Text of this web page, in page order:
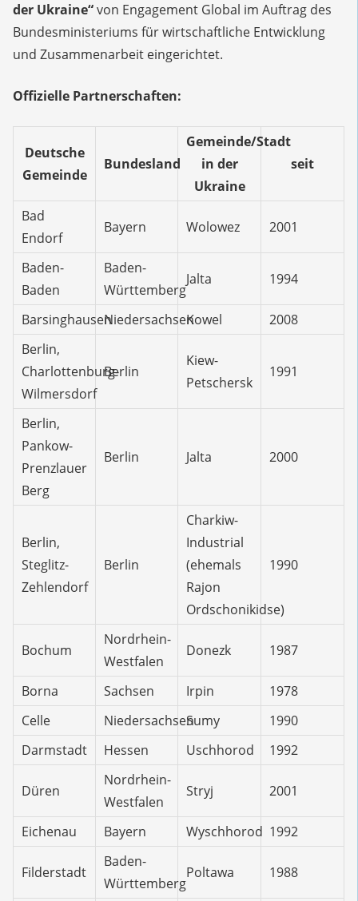
der Ukraine“von Engagement Global im Auftrag des
Bundesministeriums für wirtschaftliche Entwicklung
und Zusammenarbeit eingerichtet.
Offizielle Partnerschaften:
Deutsche
Gemeinde
Bundesland
Gemeinde/Stadt
in der
Ukraine
seit
Bad
Endorf
Bayern Wolowez 2001
Baden-
Baden
Baden-
Württemberg
Jalta 1994
BarsinghausenNiedersachsenKowel
2008
Berlin,
Charlottenburg-
Wilmersdorf
Berlin
Kiew-
Petschersk
1991
Berlin,
Pankow-
Prenzlauer
Berg
Berlin Jalta 2000
Berlin,
Steglitz-
Zehlendorf
Berlin
Charkiw-
Industrial
(ehemals
Rajon
Ordschonikidse)
1990
Bochum
Nordrhein-
Westfalen
Donezk 1987
Borna Sachsen Irpin
1978
Celle
NiedersachsenSumy
1990
Darmstadt
Hessen Uschhorod 1992
Düren
Nordrhein-
Westfalen
Stryj 2001
Eichenau Bayern Wyschhorod 1992
Filderstadt
Baden-
Württemberg
Poltawa 1988